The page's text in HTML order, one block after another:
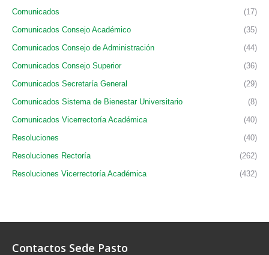
Comunicados
(17)
Comunicados Consejo Académico
(35)
Comunicados Consejo de Administración
(44)
Comunicados Consejo Superior
(36)
Comunicados Secretaría General
(29)
Comunicados Sistema de Bienestar Universitario
(8)
Comunicados Vicerrectoría Académica
(40)
Resoluciones
(40)
Resoluciones Rectoría
(262)
Resoluciones Vicerrectoría Académica
(432)
Contactos Sede Pasto